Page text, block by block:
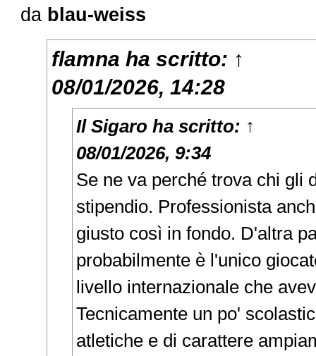
da blau-weiss
flamna ha scritto: ↑
08/01/2026, 14:28
Il Sigaro ha scritto: ↑
08/01/2026, 9:34
Se ne va perché trova chi gli
stipendio. Professionista
giusto così in fondo. D'altra
probabilmente è l'unico
livello internazionale che
Tecnicamente un po'
atletiche e di carattere